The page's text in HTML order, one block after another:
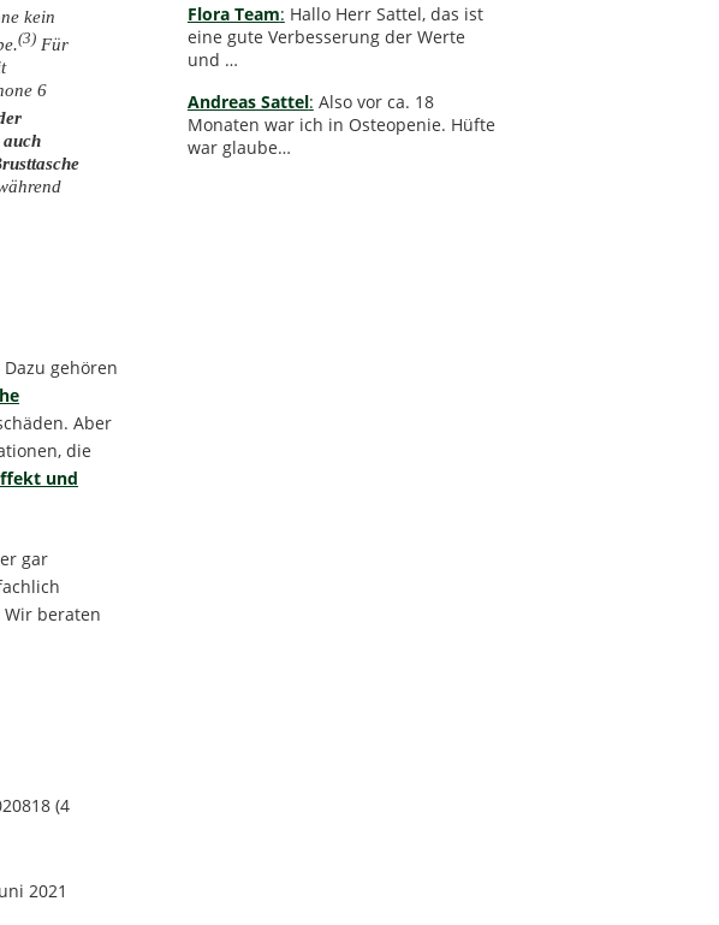
kein
(3) Für
6
gehören
Aber
die
und
gar
beraten
(4
2021
Flora Team: Hallo Herr Sattel, das ist
eine gute Verbesserung der Werte
und …
Andreas Sattel: Also vor ca. 18
Monaten war ich in Osteopenie. Hüfte
war glaube…